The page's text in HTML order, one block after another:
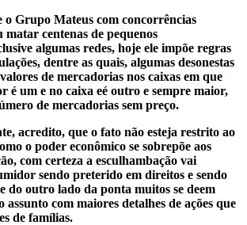
Mateus com concorrências
matar centenas de pequenos
algumas redes, hoje ele impõe regras
dentre as quais, algumas desonestas
de mercadorias nos caixas em que
é um e no caixa eé outro e sempre maior,
de mercadorias sem preço.
que o fato não esteja restrito ao
o poder econômico se sobrepõe aos
com certeza a esculhambação vai
sendo preterido em direitos e sendo
do outro lado da ponta muitos se deem
assunto com maiores detalhes de ações que
de famílias.